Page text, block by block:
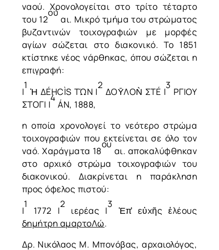
ναού. Χρονολογείται στο τρίτο τέταρτο
του 12
ου
αι. Μικρό τμήμα του στρώματος
βυζαντινών τοιχογραφιών με μορφές
αγίων σώζεται στο διακονικό. Το 1851
κτίστηκε νέος νάρθηκας, όπου σώζεται η
επιγραφή:
|
1
Ἠ ΔÉΗCÌS ΤΏN |
2
ΔΟȲΛΟǸ ΣΤÉ |
3
ΡΓΙΟΥ
ΣΤΟΓΙ |
4
ÁΝ, 1888,
η οποία χρονολογεί το νεότερο στρώμα
τοιχογραφιών που εκτείνεται σε όλο τον
ναό. Χαράγματα 18
ου
αι. αποκαλύφθηκαν
στο αρχικό στρώμα τοιχογραφιών του
διακονικού. Διακρίνεται η παράκληση
προς όφελος πιστού:
|
1
1772 |
2
ιερέας |
3
Ἐπ̕ εὐχῆς ἐλέους
δημήτρη αμαρτοΛώ.
Δρ. Νικόλαος Μ. Μπονόβας, αρχαιολόγος,